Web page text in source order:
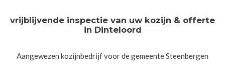
vrijblijvende inspectie van uw kozijn & offerte
in Dinteloord
Aangewezen kozijnbedrijf voor de gemeente Steenbergen